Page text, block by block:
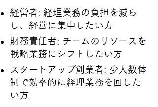
経営者: 経理業務の負担を減ら
し、経営に集中したい方
財務責任者: チームのリソースを
戦略業務にシフトしたい方
スタートアップ創業者: 少人数体
制で効率的に経理業務を回した
い方